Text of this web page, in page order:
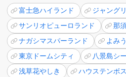
富士急ハイランド
ジャング
サンリオピューロランド
那
ナガシマスパーランド
よみ
東京ドームシティ
八景島シ
浅草花やしき
ハウステンボス